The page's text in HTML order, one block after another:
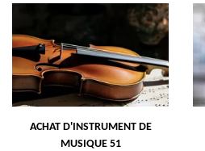
ACHAT D'INSTRUMENT DE
MUSIQUE 51